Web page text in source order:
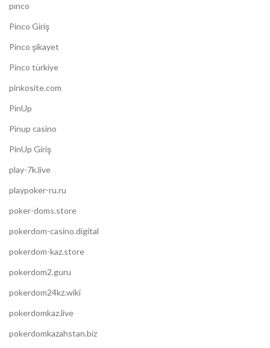
pınco
Pinco Giriş
Pinco şikayet
Pinco türkiye
pinkosite.com
PinUp
Pinup casino
PinUp Giriş
play-7k.live
playpoker-ru.ru
poker-doms.store
pokerdom-casino.digital
pokerdom-kaz.store
pokerdom2.guru
pokerdom24kz.wiki
pokerdomkaz.live
pokerdomkazahstan.biz